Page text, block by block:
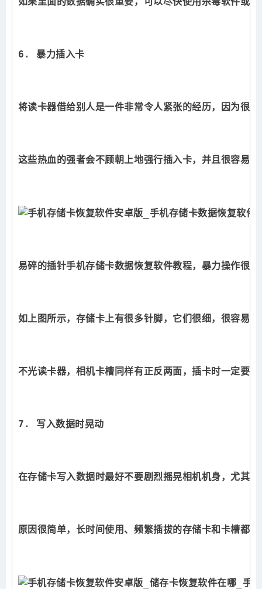
6. 暴力插入卡
将读卡器借给别人是一件非常令人紧张的经历，因为很
这些热血的强者会不顾朝上地强行插入卡，并且很容
易碎的插针手机存储卡数据恢复软件教程，暴力操作很
如上图所示，存储卡上有很多针脚，它们很细，很容易
不光读卡器，相机卡槽同样有正反两面，插卡时一定要
7. 写入数据时晃动
在存储卡写入数据时最好不要剧烈摇晃相机机身，尤其
原因很简单，长时间使用、频繁插拔的存储卡和卡槽都